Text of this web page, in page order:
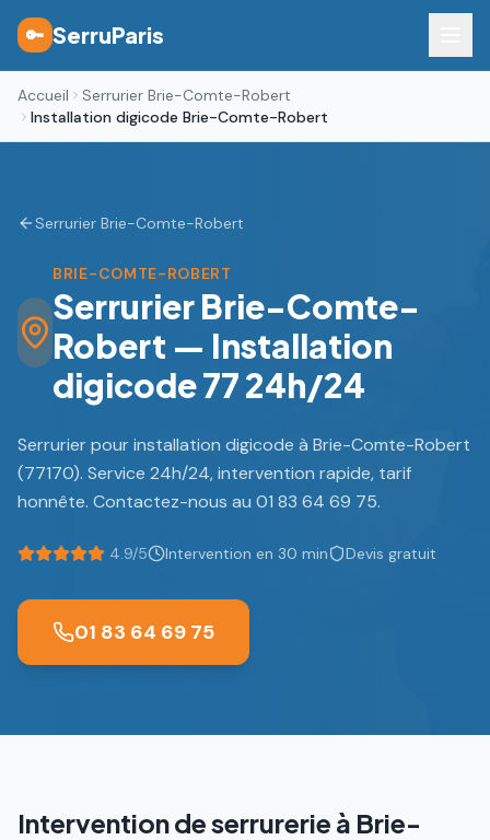
🔑 SerruParis
Accueil
Serrurier Brie-Comte-Robert
Installation digicode Brie-Comte-Robert
Serrurier Brie-Comte-Robert
BRIE-COMTE-ROBERT
Serrurier Brie-Comte-
Robert — Installation
digicode 77 24h/24
Serrurier pour installation digicode à Brie-Comte-Robert
(77170). Service 24h/24, intervention rapide, tarif
honnête. Contactez-nous au 01 83 64 69 75.
4.9/5 Intervention en 30 min Devis gratuit
01 83 64 69 75
Intervention de serrurerie à Brie-